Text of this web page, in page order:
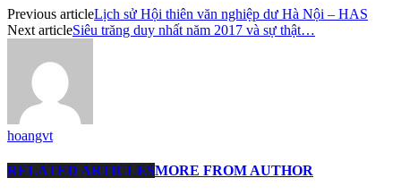
Previous articleLịch sử Hội thiên văn nghiệp dư Hà Nội – HAS
Next articleSiêu trăng duy nhất năm 2017 và sự thật…
hoangvt
RELATED ARTICLESMORE FROM AUTHOR